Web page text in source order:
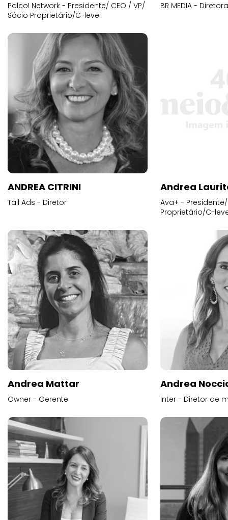
Palco! Network - Presidente/ CEO / VP/
Sócio Proprietário/C-level
BR MEDIA -
ANDREA CITRINI
Tail Ads - Diretor
Andrea
Ava+ -
Proprietário/C-
Andrea Mattar
Owner - Gerente
Andrea
Inter - Diretor de